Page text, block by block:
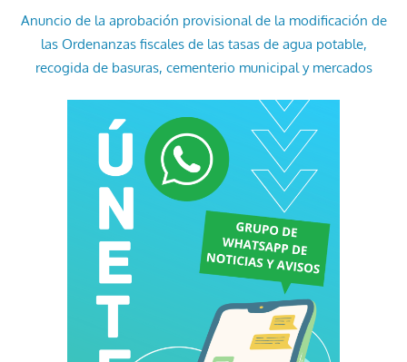
Anuncio de la aprobación provisional de la modificación de
las Ordenanzas fiscales de las tasas de agua potable,
recogida de basuras, cementerio municipal y mercados